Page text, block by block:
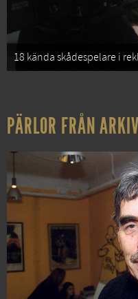
18 kända skådespelare i
PÄRLOR FRÅN